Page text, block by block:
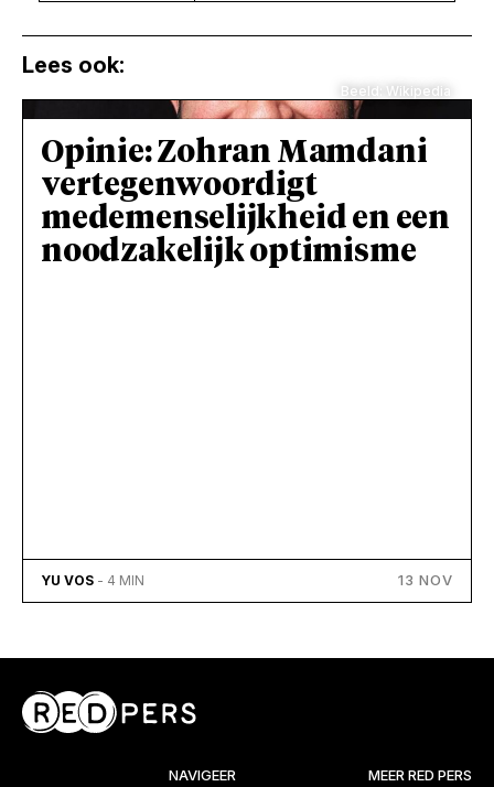
Lees ook:
Beeld: Wikipedia
Opinie: Zohran Mamdani
vertegenwoordigt
medemenselijkheid en een
noodzakelijk optimisme
YU VOS - 4 MIN 13 NOV
NAVIGEER MEER RED PERS